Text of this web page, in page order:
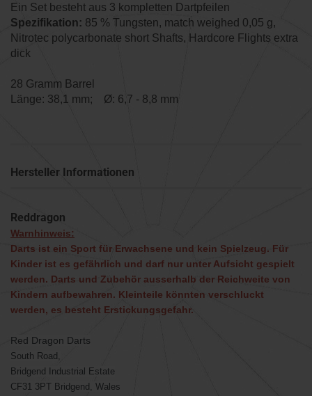
Ein Set besteht aus 3 kompletten Dartpfeilen
Spezifikation: 85 % Tungsten, match weighed 0,05 g,
Nitrotec polycarbonate short Shafts, Hardcore Flights extra
dick
28 Gramm Barrel
Länge: 38,1 mm; Ø: 6,7 - 8,8 mm
Hersteller Informationen
Reddragon
Warnhinweis:
Darts ist ein Sport für Erwachsene und kein Spielzeug. Für
Kinder ist es gefährlich und darf nur unter Aufsicht gespielt
werden. Darts und Zubehör ausserhalb der Reichweite von
Kindern aufbewahren. Kleinteile könnten verschluckt
werden, es besteht Erstickungsgefahr.
Red Dragon Darts
South Road,
Bridgend Industrial Estate
CF31 3PT Bridgend, Wales